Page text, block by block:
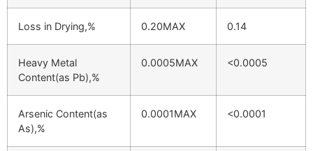
Loss in Drying,% 0.20MAX 0.14
Heavy Metal
Content(as Pb),%
0.0005MAX <0.0005
Arsenic Content(as
As),%
0.0001MAX <0.0001